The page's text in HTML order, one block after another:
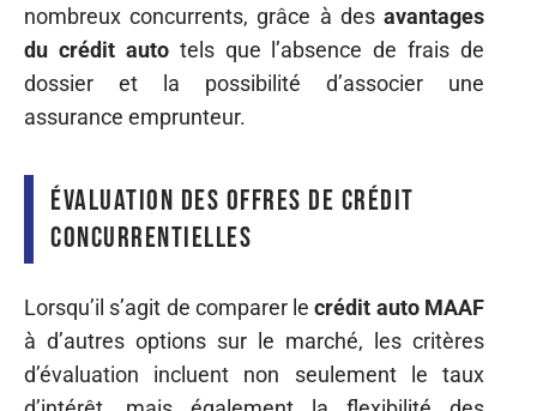
nombreux concurrents, grâce à des avantages
du crédit autotels que l’absence de frais de
dossier et la possibilité d’associer une
assurance emprunteur.
Évaluation des offres de crédit
concurrentielles
Lorsqu’il s’agit de comparer lecrédit auto MAAF
à d’autres options sur le marché, les critères
d’évaluation incluent non seulement le taux